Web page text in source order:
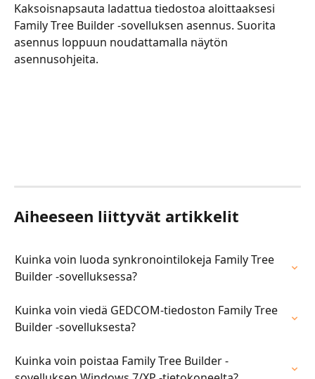
​​​​​​​​​​​​​​​​​​​​​​​Kaksoisnapsauta ladattua tiedostoa aloittaaksesi
Family Tree Builder -sovelluksen asennus. Suorita
asennus loppuun noudattamalla näytön
asennusohjeita.
Aiheeseen liittyvät artikkelit
Kuinka voin luoda synkronointilokeja Family Tree
Builder -sovelluksessa?
Kuinka voin viedä GEDCOM-tiedoston Family Tree
Builder -sovelluksesta?
Kuinka voin poistaa Family Tree Builder -